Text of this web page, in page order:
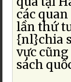
các
lần thứ
{nl}chia
vực
sách